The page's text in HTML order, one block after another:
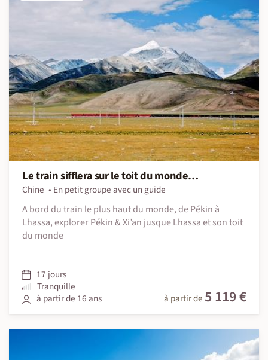
Le train sifflera sur le toit du monde…
Chine
En petit groupe avec un guide
A bord du train le plus haut du monde, de Pékin à
Lhassa, explorer Pékin & Xi’an jusque Lhassa et son toit
du monde
17 jours
Tranquille
à partir de 16 ans
à partir de 5 119 €